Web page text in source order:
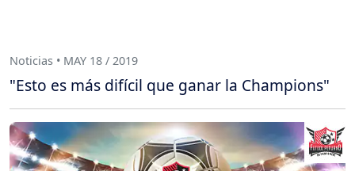
Noticias • MAY 18 / 2019
"Esto es más difícil que ganar la Champions"